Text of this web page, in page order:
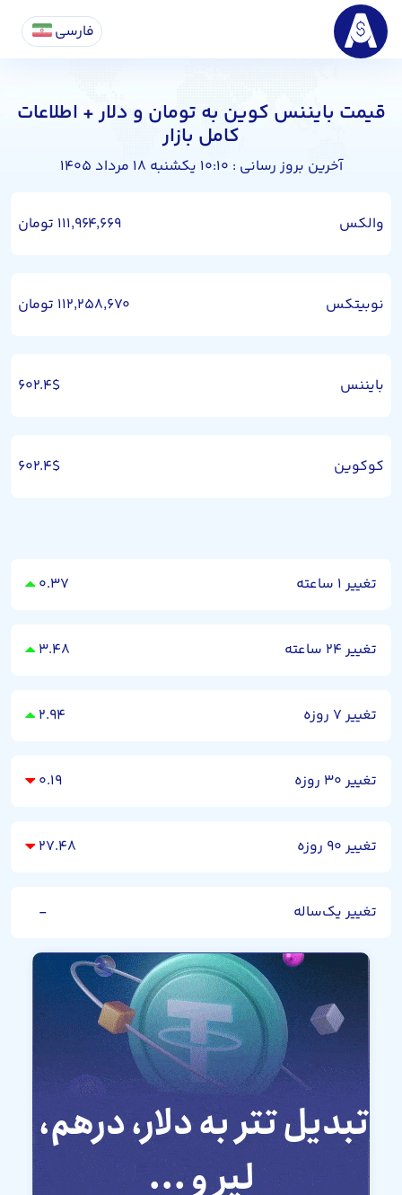
فارسی
قیمت بایننس کوین به تومان و دلار + اطلاعات
کامل بازار
آخرین بروز رسانی : ۱۰:۱۰ یکشنبه ۱۸ مرداد ۱۴۰۵
والکس ۱۱۱,۹۶۴,۶۶۹ تومان
نوبیتکس ۱۱۲,۲۵۸,۶۷۰ تومان
بایننس ۶۰۲.۴$
کوکوین ۶۰۲.۴$
تغییر ۱ ساعته ۰.۳۷
تغییر ۲۴ ساعته ۳.۴۸
تغییر ۷ روزه ۲.۹۴
تغییر ۳۰ روزه ۰.۱۹
تغییر ۹۰ روزه ۲۷.۴۸
تغییر یک‌ساله -